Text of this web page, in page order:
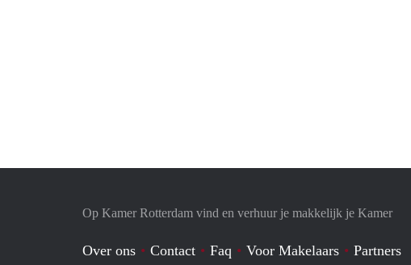
Op Kamer Rotterdam vind en verhuur je makkelijk je Kamer
Over ons Contact Faq Voor Makelaars Partners